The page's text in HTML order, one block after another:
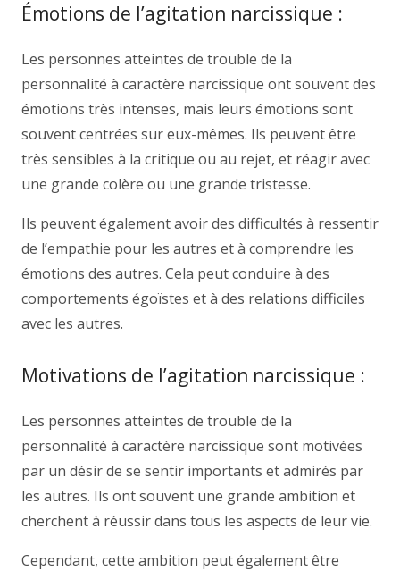
Émotions de l’agitation narcissique :
Les personnes atteintes de trouble de la
personnalité à caractère narcissique ont souvent des
émotions très intenses, mais leurs émotions sont
souvent centrées sur eux-mêmes. Ils peuvent être
très sensibles à la critique ou au rejet, et réagir avec
une grande colère ou une grande tristesse.
Ils peuvent également avoir des difficultés à ressentir
de l’empathie pour les autres et à comprendre les
émotions des autres. Cela peut conduire à des
comportements égoïstes et à des relations difficiles
avec les autres.
Motivations de l’agitation narcissique :
Les personnes atteintes de trouble de la
personnalité à caractère narcissique sont motivées
par un désir de se sentir importants et admirés par
les autres. Ils ont souvent une grande ambition et
cherchent à réussir dans tous les aspects de leur vie.
Cependant, cette ambition peut également être